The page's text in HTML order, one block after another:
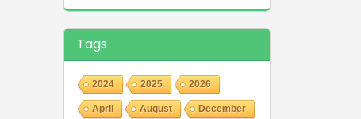
Tags
2024 2025 2026
April August December